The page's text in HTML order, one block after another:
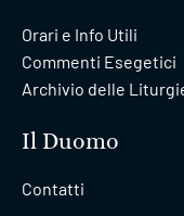
Orari e Info Utili
Commenti Esegetici
Archivio delle
Il Duomo
Contatti